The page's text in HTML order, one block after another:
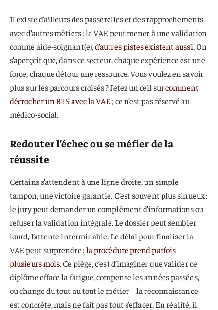
Il existe d’ailleurs des passerelles et des rapprochements
avec d’autres métiers : la VAE peut mener à une validation
comme aide-soignant(e),d’autres pistes existent aussi. On
s’aperçoit que, dans ce secteur, chaque expérience est une
force, chaque détour une ressource. Vous voulez en savoir
plus sur les parcours croisés ? Jetez un œil surcomment
décrocher un BTS avec la VAE; ce n’est pas réservé au
médico-social.
Redouter l’échec ou se méfier de la
réussite
Certains s’attendent à une ligne droite, un simple
tampon, une victoire garantie. C’est souvent plus sinueux :
le jury peut demander un complément d’informations ou
refuser la validation intégrale. Le dossier peut sembler
lourd, l’attente interminable. Le délai pour finaliser la
VAE peut surprendre :la procédure prend parfois
plusieurs mois. Ce piège, c’est d’imaginer que valider ce
diplôme efface la fatigue, compense les années passées,
ou change du tout au tout le métier – la reconnaissance
est concrète, mais ne fait pas tout s’effacer. En réalité, il